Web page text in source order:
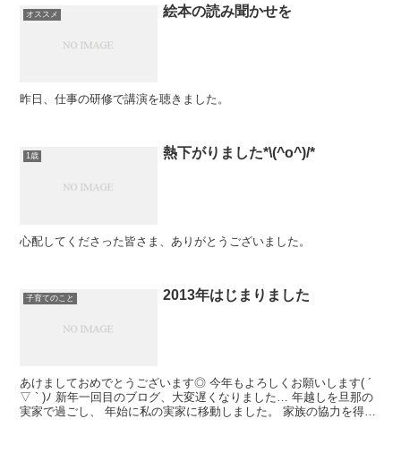
オススメ 絵本の読み聞かせを
昨日、仕事の研修で講演を聴きました。
1歳 熱下がりました*\(^o^)/*
心配してくださった皆さま、ありがとうございました。
子育てのこと 2013年はじまりました
あけましておめでとうございます◎ 今年もよろしくお願いします( ´
▽ ` )ﾉ 新年一回目のブログ、大変遅くなりました… 年越しを旦那の
実家で過ごし、 年始に私の実家に移動しました。 家族の協力を得